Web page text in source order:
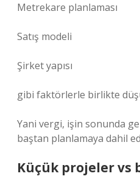
Metrekare planlaması
Satış modeli
Şirket yapısı
gibi faktörlerle birlikte
Yani vergi, işin sonunda
baştan planlamaya dahil
Küçük projeler vs